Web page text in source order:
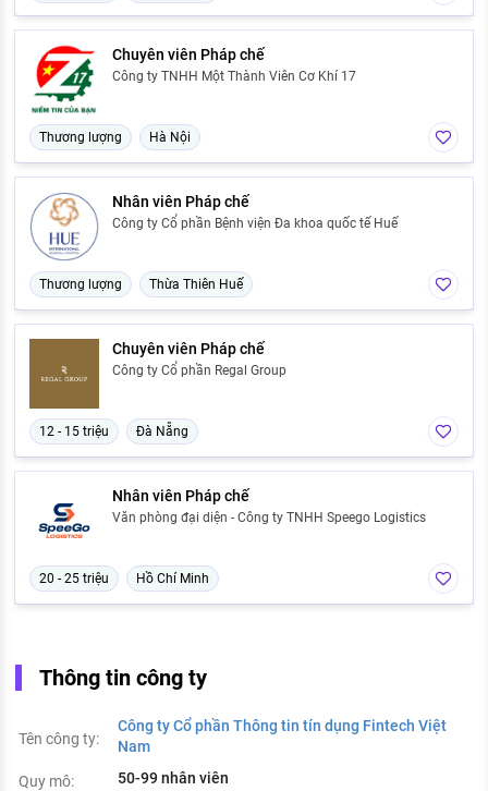
Chuyên viên Pháp chế
Công ty TNHH Một Thành Viên Cơ Khí 17
Thương lượng Hà Nội
Nhân viên Pháp chế
Công ty Cổ phần Bệnh viện Đa khoa quốc tế Huế
Thương lượng Thừa Thiên Huế
Chuyên viên Pháp chế
Công ty Cổ phần Regal Group
12 - 15 triệu Đà Nẵng
Nhân viên Pháp chế
Văn phòng đại diện - Công ty TNHH Speego Logistics
20 - 25 triệu Hồ Chí Minh
Thông tin công ty
Tên công ty:
Công ty Cổ phần Thông tin tín dụng Fintech Việt
Nam
Quy mô:
50-99 nhân viên